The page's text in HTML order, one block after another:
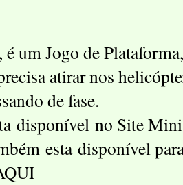
um Jogo de
atirar nos
de fase.
disponível no Site
esta disponível